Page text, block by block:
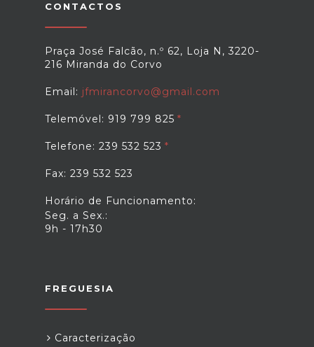
CONTACTOS
Praça José Falcão, n.º 62, Loja N, 3220-
216 Miranda do Corvo
Email: jfmirancorvo@gmail.com
Telemóvel: 919 799 825
Telefone: 239 532 523
Fax: 239 532 523
Horário de Funcionamento:
Seg. a Sex.:
9h - 17h30
FREGUESIA
Caracterização